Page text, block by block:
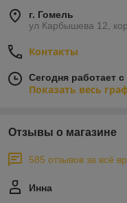
г. Гомель
ул Карбышева 12,
Контакты
Сегодня работает
Показать весь
Отзывы о магазине
585 отзывов за всё
Инна